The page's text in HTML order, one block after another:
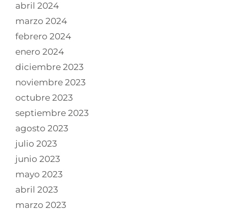
abril 2024
marzo 2024
febrero 2024
enero 2024
diciembre 2023
noviembre 2023
octubre 2023
septiembre 2023
agosto 2023
julio 2023
junio 2023
mayo 2023
abril 2023
marzo 2023